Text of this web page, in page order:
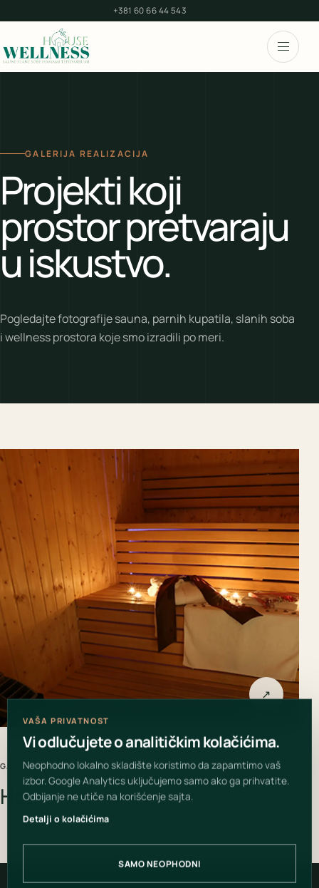
+381 60 66 44 543
GALERIJA REALIZACIJA
Projekti koji
prostor pretvaraju
u iskustvo.
Pogledajte fotografije sauna, parnih kupatila, slanih soba
i wellness prostora koje smo izradili po meri.
↗
GALERIJA PROJEKTA
Hotel Hollywood
VAŠA PRIVATNOST
Vi odlučujete o analitičkim kolačićima.
Neophodno lokalno skladište koristimo da zapamtimo vaš
izbor. Google Analytics uključujemo samo ako ga prihvatite.
Odbijanje ne utiče na korišćenje sajta.
Detalji o kolačićima
SAMO NEOPHODNI